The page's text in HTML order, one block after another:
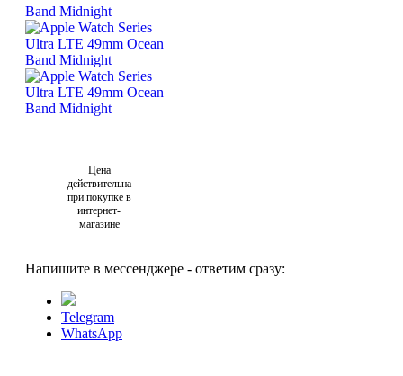
Цена
действительна
при покупке в
интернет-
магазине
Напишите в мессенджере - ответим сразу:
Telegram
WhatsApp